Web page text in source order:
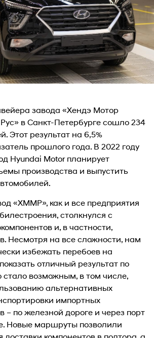
завода «Хендэ Мотор
в Санкт-Петербурге сошло 234
Этот результат на 6,5%
прошлого года. В 2022 году
Hyundai Motor планирует
производства и выпустить
«ХММР», как и все предприятия
столкнулся с
и, в частности,
Несмотря на все сложности, нам
избежать перебоев на
отличный результат по
стало возможным, в том числе,
альтернативных
импортных
– по железной дороге и через порт
Новые маршруты позволили